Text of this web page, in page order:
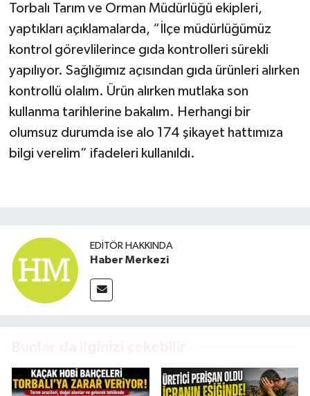
Torbalı Tarım ve Orman Müdürlüğü ekipleri,
yaptıkları açıklamalarda, “İlçe müdürlüğümüz
kontrol görevlilerince gıda kontrolleri sürekli
yapılıyor. Sağlığımız açısından gıda ürünleri alırken
kontrollü olalım. Ürün alırken mutlaka son
kullanma tarihlerine bakalım. Herhangi bir
olumsuz durumda ise alo 174 şikayet hattımıza
bilgi verelim” ifadeleri kullanıldı.
EDITÖR HAKKINDA
Haber Merkezi